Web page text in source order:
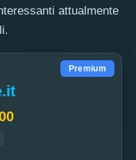
attualmente
Premium